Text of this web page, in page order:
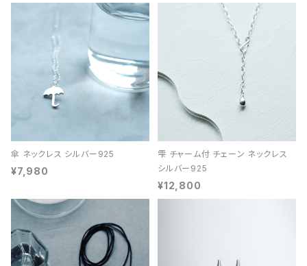
傘 ネックレス シルバー925
¥7,980
雫 チャーム付 チェーン ネックレス
シルバー925
¥12,800